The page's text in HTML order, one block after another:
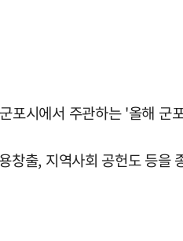
포시에서 주관하는 '올해 군
출, 지역사회 공헌도 등